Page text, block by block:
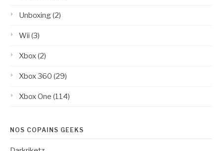
Unboxing(2)
Wii (3)
Xbox(2)
Xbox 360 (29)
Xbox One (114)
NOS COPAINS GEEKS